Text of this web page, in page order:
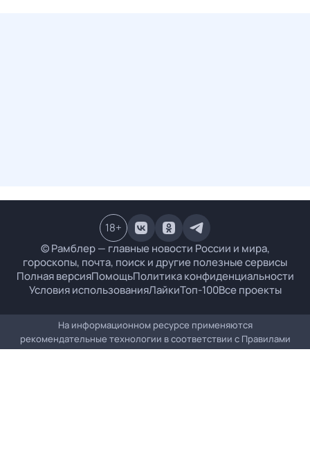
© Рамблер — главные новости России и мира,
гороскопы, почта, поиск и другие полезные сервисы
Полная версияПомощьПолитика конфиденциальности
Условия использованияЛайкиТоп-100Все проекты
18+
На информационном ресурсе применяются
рекомендательные технологии в соответствии с Правилами